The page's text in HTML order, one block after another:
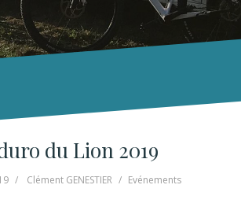
du Lion 2019
Clément GENESTIER Evénements